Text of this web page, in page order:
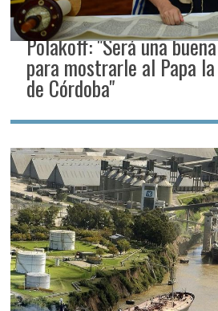
Polakoff: "Será una
para mostrarle al Papa
de Córdoba"